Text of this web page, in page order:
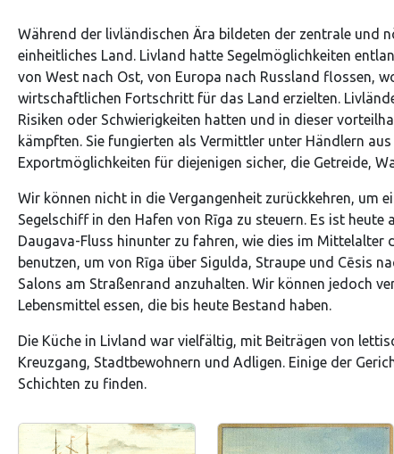
Während der livländischen Ära bildeten der zentrale und
einheitliches Land. Livland hatte Segelmöglichkeiten
von West nach Ost, von Europa nach Russland flossen,
wirtschaftlichen Fortschritt für das Land erzielten.
Risiken oder Schwierigkeiten hatten und in dieser
kämpften. Sie fungierten als Vermittler unter Händlern
Exportmöglichkeiten für diejenigen sicher, die Getreide,
Wir können nicht in die Vergangenheit zurückkehren, um
Segelschiff in den Hafen von Rīga zu steuern. Es ist
Daugava-Fluss hinunter zu fahren, wie dies im Mittelalter
benutzen, um von Rīga über Sigulda, Straupe und Cēsis
Salons am Straßenrand anzuhalten. Wir können jedoch
Lebensmittel essen, die bis heute Bestand haben.
Die Küche in Livland war vielfältig, mit Beiträgen von
Kreuzgang, Stadtbewohnern und Adligen. Einige der
Schichten zu finden.